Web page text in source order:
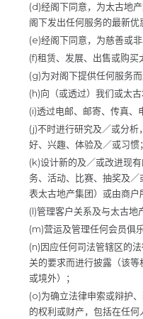
(d)经阁下同意，为太古地
阁下发出任何服务的最新优
(e)经阁下同意，为慈善或
(f)租赁、发展、出售或购买
(g)为对阁下提供任何服务而
(h)向（或透过）我们或太
(i)透过电邮、邮寄、传真、
(j)不时进行研究及／或分
好、兴趣、体验及／或习惯；
(k)设计新的及／或改进现
务、活动、比赛、抽奖及／
表太古地产集团）或由商户
(l)管理客户关系及与太古地
(m)营运及管理任何会员俱
(n)因应任何司法管辖区的
关的要求而进行披露（该
或境外）；
(o)为确立法律申索或辩护
的权利或财产，包括在任